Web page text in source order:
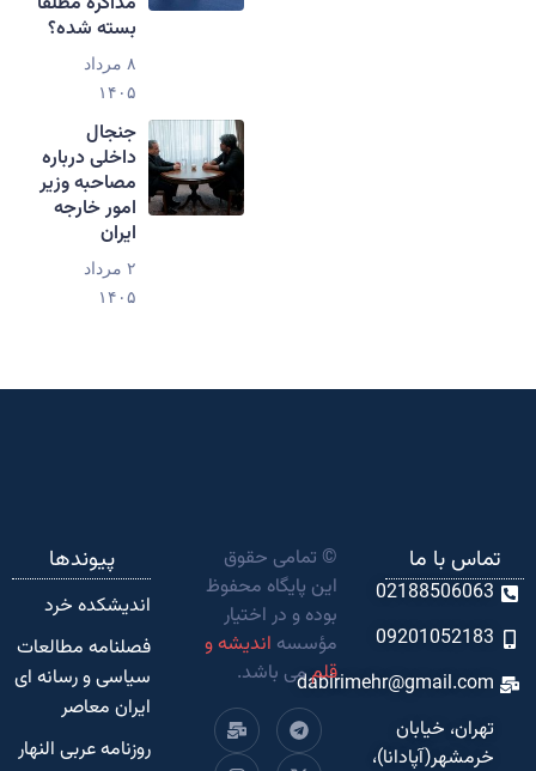
بسته شده؟
۸ مرداد
۱۴۰۵
جنجال
داخلی درباره
مصاحبه وزیر
امور خارجه
ایران
۲ مرداد
۱۴۰۵
تماس با ما
02188506063
09201052183
dabirimehr@gmail.com
تهران، خیابان
خرمشهر(آپادانا)،
© تمامی حقوق
این پایگاه محفوظ
بوده و در اختیار
مؤسسه اندیشه و
قلممی باشد.
پیوندها
اندیشکده‌ خرد
فصلنامه مطالعات
سیاسی و رسانه ای
ایران معاصر
روزنامه عربی النهار